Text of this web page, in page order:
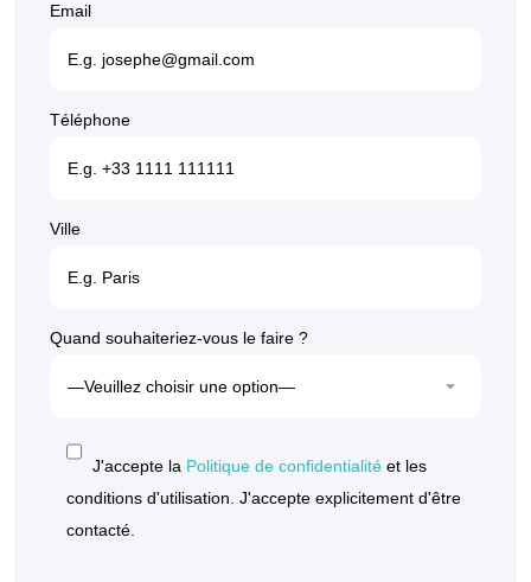
Email
Téléphone
Ville
Quand souhaiteriez-vous le faire ?
J'accepte la Politique de confidentialité et les
conditions d'utilisation. J'accepte explicitement d'être
contacté.